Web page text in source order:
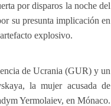
por disparos la noche del
su presunta implicación en
explosivo.
de Ucrania (GUR) y un
la mujer acusada de
Yermolaiev, en Mónaco.